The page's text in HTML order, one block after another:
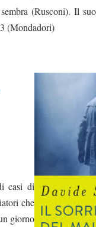
(Rusconi). Il
(Mondadori)
casi di
che
giorno